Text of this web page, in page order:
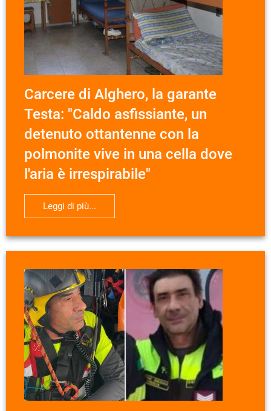
Carcere di Alghero, la garante
Testa: "Caldo asfissiante, un
detenuto ottantenne con la
polmonite vive in una cella dove
l'aria è irrespirabile"
Leggi di più...